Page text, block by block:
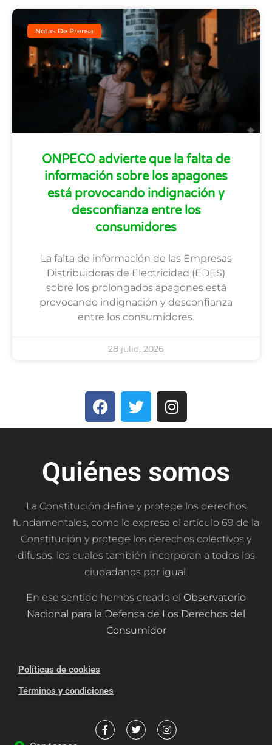
Notas De Prensa
ONPECO advierte que la falta de
información sobre los apagones
está provocando indignación y
desconfianza entre los
consumidores
La falta de información de las Empresas
Distribuidoras de Electricidad (EDES)
sobre los prolongados apagones está
provocando indignación y desconfianza
entre los consumidores.
28 julio, 2026
Quiénes somos
La Constitución define y protege los derechos
fundamentales, como lo expresa el artículo 69 de la
Constitución y protege los derechos colectivos y
difusos, los cuales también incorporan a todos los
ciudadanos por igual.
En ese sentido hemos creado el Observatorio
Nacional para la Defensa de Los Derechos del
Consumidor
Políticas de cookies
Términos y condiciones